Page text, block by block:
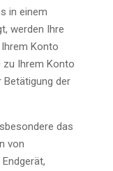
in einem
werden Ihre
Konto
zu Ihrem Konto
der
das
von